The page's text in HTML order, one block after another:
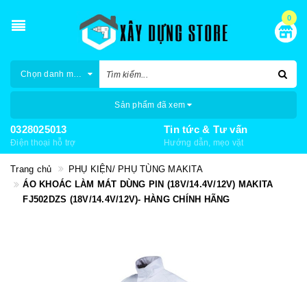
0
Chọn danh mục
Sản phẩm đã xem
0328025013
Điện thoại hỗ trợ
Tin tức & Tư vấn
Hướng dẫn, mẹo vặt
Trang chủ
PHỤ KIỆN/ PHỤ TÙNG MAKITA
ÁO KHOÁC LÀM MÁT DÙNG PIN (18V/14.4V/12V) MAKITA
FJ502DZS (18V/14.4V/12V)- HÀNG CHÍNH HÃNG